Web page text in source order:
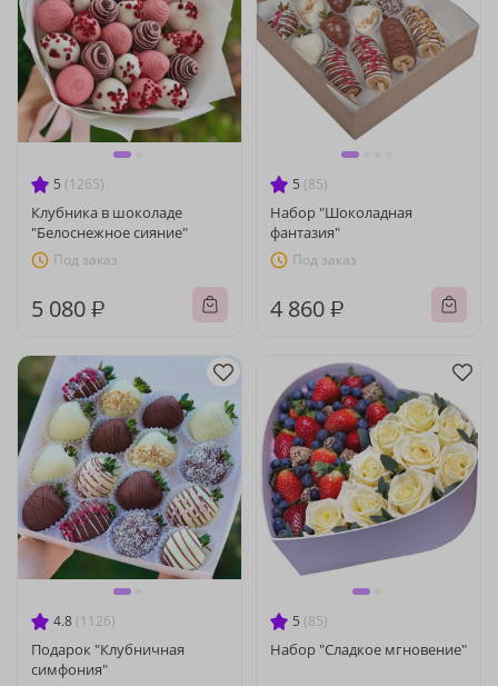
5 (1265)
Клубника в шоколаде
"Белоснежное сияние"
Под заказ
5 080 ₽
5 (85)
Набор "Шоколадная
фантазия"
Под заказ
4 860 ₽
4.8 (1126)
Подарок "Клубничная
симфония"
5 (85)
Набор "Сладкое мгновение"